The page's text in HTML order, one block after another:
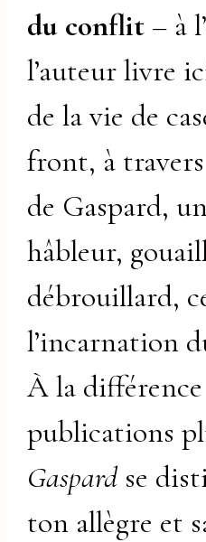
du conflit – à
l’auteur livre
de la vie de
front, à
de Gaspard,
hâbleur,
débrouillard,
l’incarnation
À la différence
publications
Gaspardse
ton allègre et